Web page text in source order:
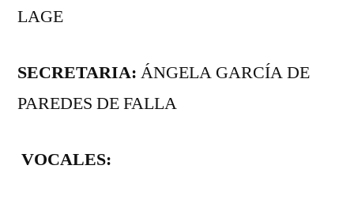
LAGE
SECRETARIA: ÁNGELA GARCÍA DE
PAREDES DE FALLA
VOCALES: